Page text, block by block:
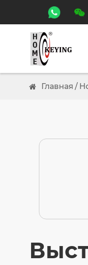

Главная